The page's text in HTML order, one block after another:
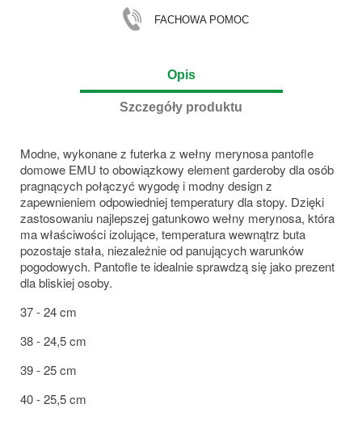
FACHOWA POMOC
Opis
Szczegóły produktu
Modne, wykonane z futerka z wełny merynosa pantofle
domowe EMU to obowiązkowy element garderoby dla osób
pragnących połączyć wygodę i modny design z
zapewnieniem odpowiedniej temperatury dla stopy. Dzięki
zastosowaniu najlepszej gatunkowo wełny merynosa, która
ma właściwości izolujące, temperatura wewnątrz buta
pozostaje stała, niezależnie od panujących warunków
pogodowych. Pantofle te idealnie sprawdzą się jako prezent
dla bliskiej osoby.
37 - 24 cm
38 - 24,5 cm
39 - 25 cm
40 - 25,5 cm